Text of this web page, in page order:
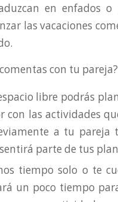
en enfados o
las vacaciones
con tu pareja?
libre podrás
con las actividades
a tu pareja
parte de tus
tiempo solo o te
un poco tiempo